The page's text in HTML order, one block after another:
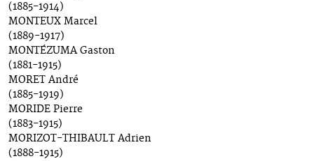
(1885-1914)
MONTEUX Marcel
(1889-1917)
MONTÉZUMA Gaston
(1881-1915)
MORET André
(1885-1919)
MORIDE Pierre
(1883-1915)
MORIZOT-THIBAULT Adrien
(1888-1915)